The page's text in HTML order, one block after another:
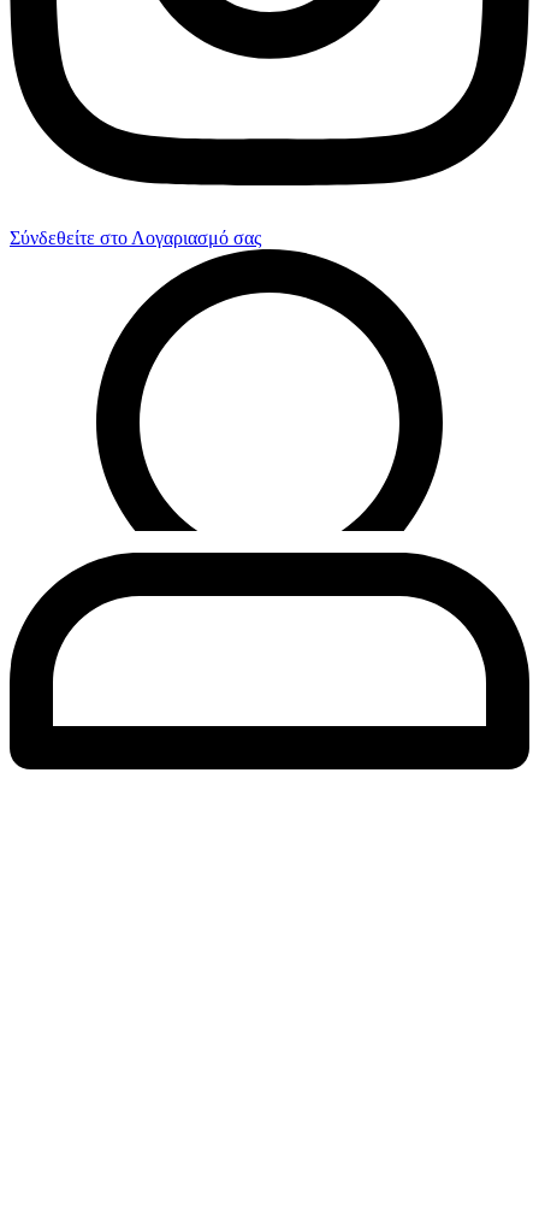
Σύνδεθείτε στο Λογαριασμό σας